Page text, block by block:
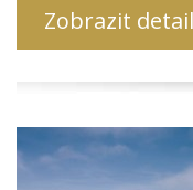
Zobrazit detail